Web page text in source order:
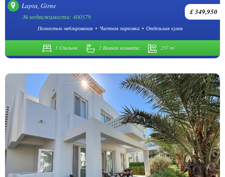
Lapta, Girne
£ 349,950
№ недвижимости: 400579
Полностью меблированая Частная парковка Отдельная кухня
3 Спальня 2 Ванная комната 237 m²